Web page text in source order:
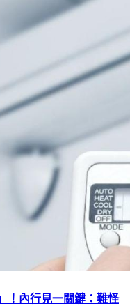
！內行見一關鍵：難怪